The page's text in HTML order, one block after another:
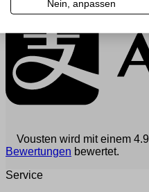
Vousten wird mit einem
Bewertungen bewertet.
Service
Nein, anpassen